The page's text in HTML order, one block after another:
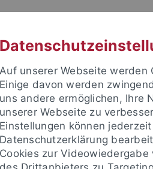
FORSCHUNG
Auf unserer Webseite werden
Einige davon werden
uns andere ermöglichen, Ihre
unserer Webseite zu
Einstellungen können
Datenschutzerklärung
Cookies zur Videowiedergabe